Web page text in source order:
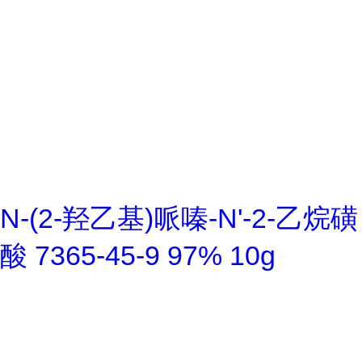
N-(2-羟乙基)哌嗪-N'-2-乙烷磺
酸 7365-45-9 97% 10g